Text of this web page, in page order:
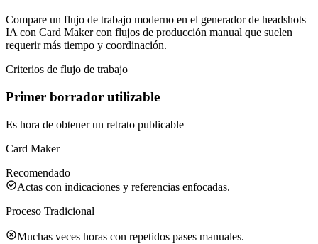
Compare un flujo de trabajo moderno en el generador de headshots
IA con Card Maker con flujos de producción manual que suelen
requerir más tiempo y coordinación.
Criterios de flujo de trabajo
Primer borrador utilizable
Es hora de obtener un retrato publicable
Card Maker
Recomendado
Actas con indicaciones y referencias enfocadas.
Proceso Tradicional
Muchas veces horas con repetidos pases manuales.